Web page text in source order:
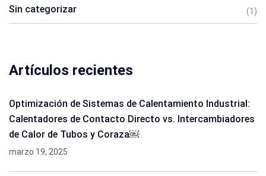
Sin categorizar (1)
Artículos recientes
Optimización de Sistemas de Calentamiento Industrial:
Calentadores de Contacto Directo vs. Intercambiadores
de Calor de Tubos y Coraza￼
marzo 19, 2025